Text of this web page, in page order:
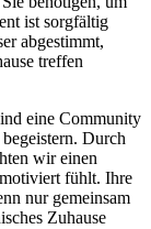
ist sorgfältig
abgestimmt,
treffen
eine Community
Durch
wir einen
fühlt. Ihre
nur gemeinsam
Zuhause